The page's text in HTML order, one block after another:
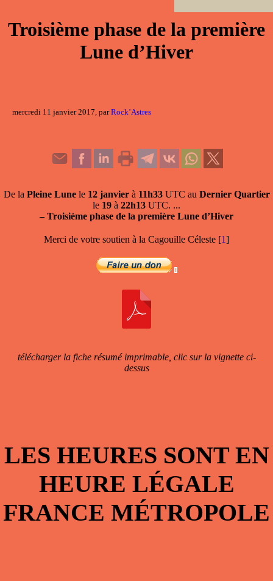
Troisième phase de la première
Lune d’Hiver
mercredi 11 janvier 2017, parRock’Astres
De la Pleine Lunele 12 janvier à 11h33UTC au Dernier Quartier
le 19 à 22h13 UTC. ...
– Troisième phase de la première Lune d’Hiver
Merci de votre soutien à la Cagouille Céleste [1]
télécharger la fiche résumé imprimable, clic sur la vignette ci-
dessus
LES HEURES SONT EN
HEURE LÉGALE
FRANCE MÉTROPOLE